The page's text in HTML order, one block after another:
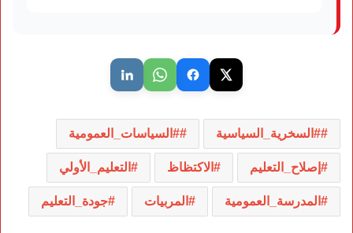
#السخرية_السياسية #السياسات_العمومية
إصلاح_التعليم الاكتظاظ التعليم_الأولي
المدرسة_العمومية المربيات جودة_التعليم